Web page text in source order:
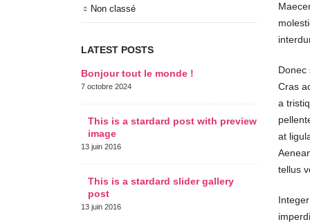
Donec
Cras
a
at
tellus
Non classé
LATEST POSTS
Bonjour tout le monde !
7 octobre 2024
This is a stardard post with preview
image
13 juin 2016
This is a stardard slider gallery
post
13 juin 2016
This
11 juin
This
10 juin
post
30 mai